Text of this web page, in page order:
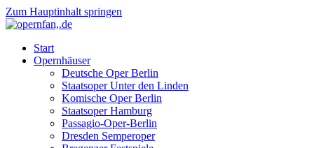
Zum Hauptinhalt springen
Start
Opernhäuser
Deutsche Oper Berlin
Staatsoper Unter den Linden
Komische Oper Berlin
Staatsoper Hamburg
Passagio-Oper-Berlin
Dresden Semperoper